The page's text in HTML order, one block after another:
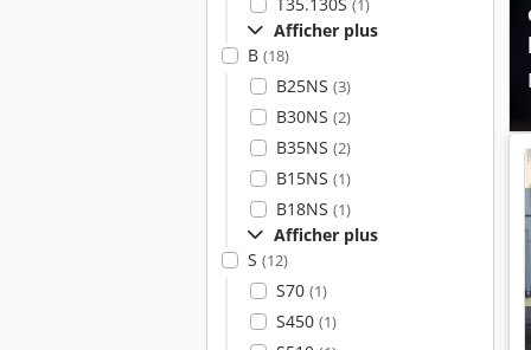
(1)
Afficher plus
B (18)
B25NS (3)
B30NS (2)
B35NS (2)
B15NS (1)
B18NS (1)
Afficher plus
S (12)
S70 (1)
S450 (1)